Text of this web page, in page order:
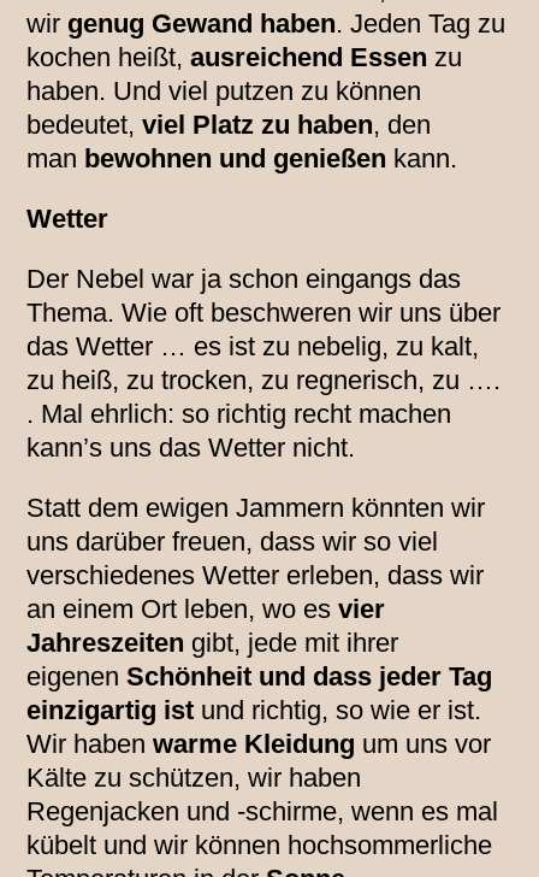
wir genug Gewand haben. Jeden Tag zu
kochen heißt,ausreichend Essen zu
haben. Und viel putzen zu können
bedeutet,viel Platz zu haben, den
man bewohnen und genießen kann.
Wetter
Der Nebel war ja schon eingangs das
Thema. Wie oft beschweren wir uns über
das Wetter … es ist zu nebelig, zu kalt,
zu heiß, zu trocken, zu regnerisch, zu ….
. Mal ehrlich: so richtig recht machen
kann’s uns das Wetter nicht.
Statt dem ewigen Jammern könnten wir
uns darüber freuen, dass wir so viel
verschiedenes Wetter erleben, dass wir
an einem Ort leben, wo esvier
Jahreszeiten gibt, jede mit ihrer
eigenenSchönheit und dass jeder Tag
einzigartig ist und richtig, so wie er ist.
Wir habenwarme Kleidung um uns vor
Kälte zu schützen, wir haben
Regenjacken und -schirme, wenn es mal
kübelt und wir können hochsommerliche